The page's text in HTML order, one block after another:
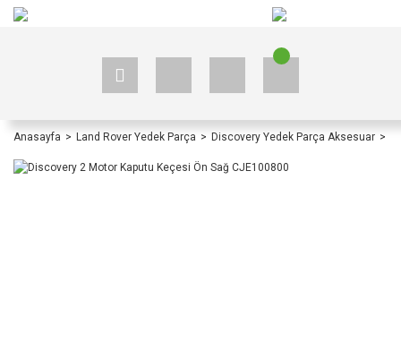
Anasayfa Land Rover Yedek Parça Discovery Yedek Parça Aksesuar